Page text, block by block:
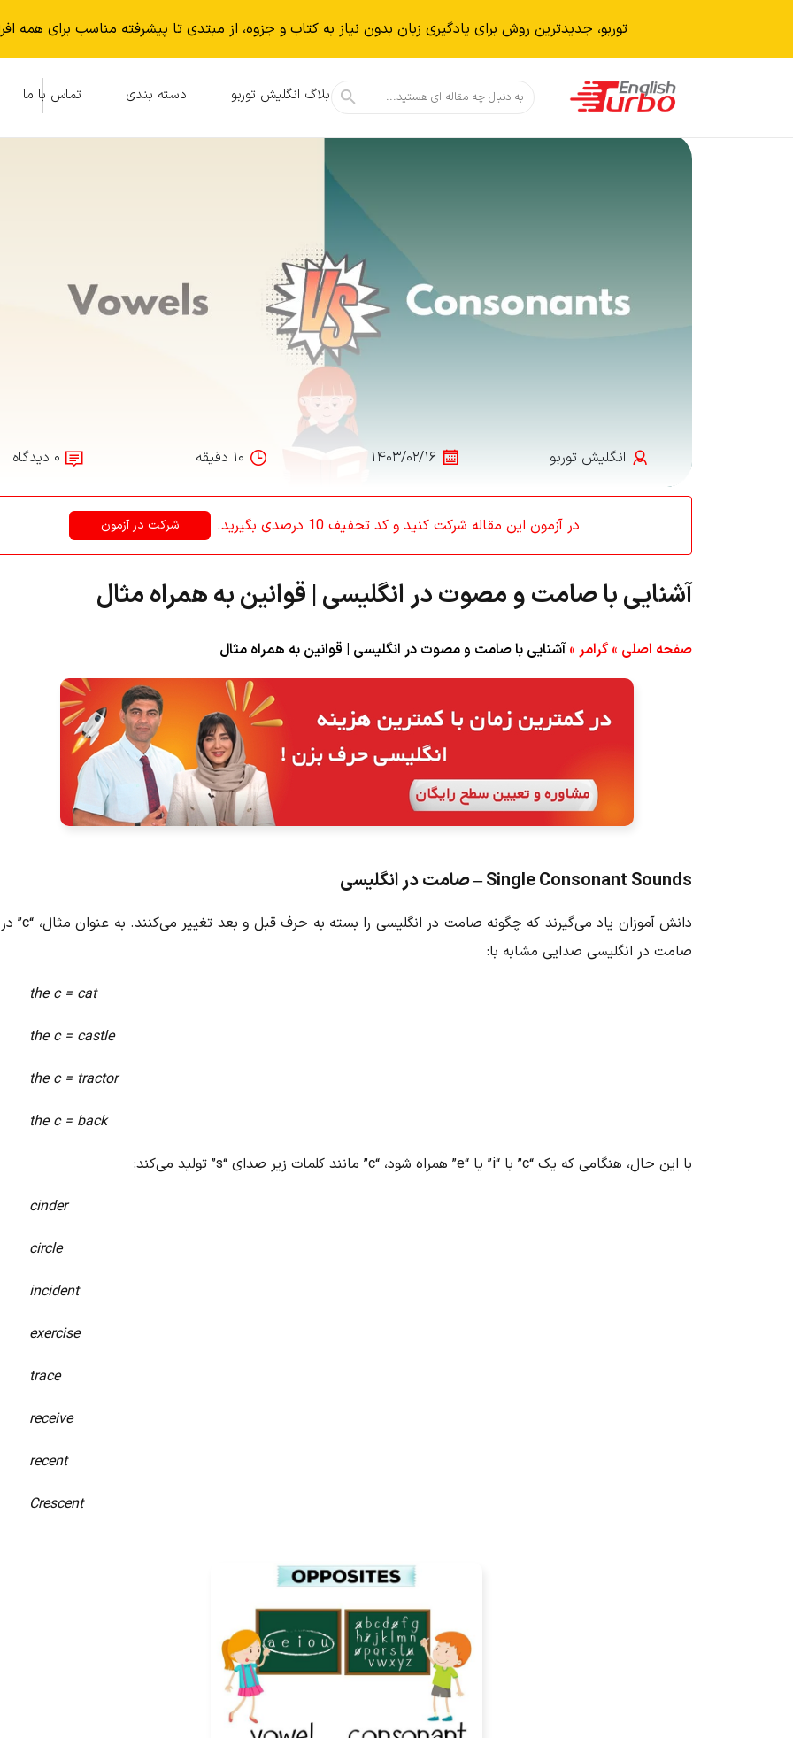
توربو، جدیدترین روش برای یادگیری زبان بدون نياز به كتاب و جزوه، از مبتدی تا پیشرفته مناسب برای همه
جستجو
برای: بلاگ انگلیش توربو دسته بندی تماس با ما
انگلیش‌ توربو ۱۴۰۳/۰۲/۱۶ ۱۰ دقیقه ۰ دیدگاه
در آزمون این مقاله شرکت کنید و کد تخفیف 10 درصدی بگیرید. شرکت در آزمون
آشنایی با صامت و مصوت در انگلیسی | قوانین به همراه مثال
صفحه اصلی » گرامر » آشنایی با صامت و مصوت در انگلیسی | قوانین به همراه مثال
Single Consonant Sounds – صامت در انگلیسی
دانش آموزان یاد می‌گیرند که چگونه صامت در انگلیسی را بسته به حرف قبل و بعد تغییر می‌کنند. به عنوان مثال، “c” در
صامت در انگلیسی صدایی مشابه با:
the c = cat
the c = castle
the c = tractor
the c = back
با این حال، هنگامی که یک “c” با “i” یا “e” همراه شود، “c” مانند کلمات زیر صدای “s” تولید می‌کند:
cinder
circle
incident
exercise
trace
receive
recent
Crescent